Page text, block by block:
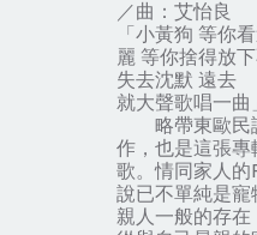
／曲：艾怡良
「小黃狗 等你
麗 等你捨得放
失去沈默 遠去
就大聲歌唱一曲
略帶東歐民
作，也是這張
歌。情同家人
說已不單純是
親人一般的存